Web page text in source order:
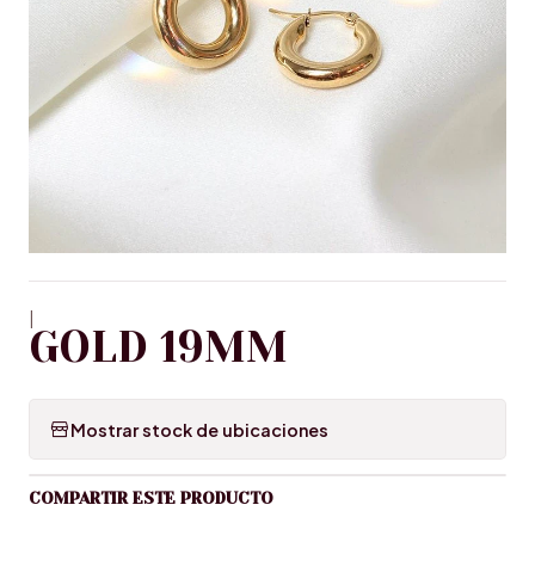
GOLD 19MM
Mostrar stock de ubicaciones
COMPARTIR ESTE PRODUCTO